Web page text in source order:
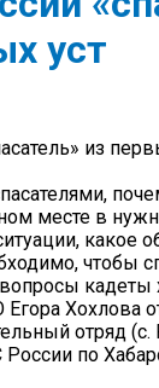
уст
из
месте в
какое
чтобы
вопросы
Хохлова
отряд (с.
по